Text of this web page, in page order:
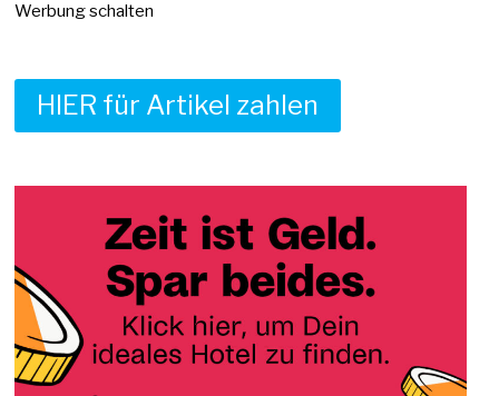
Werbung schalten
HIER für Artikel zahlen